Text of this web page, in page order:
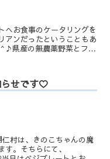
へお食事のケータリングを
アンだったということもあ
県産の無農薬野菜とフル
らせです♡
村は、きのこちゃんの魔
。そちらにて、